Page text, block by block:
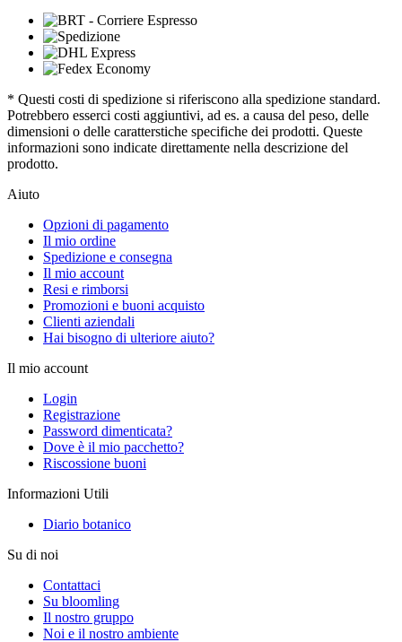
* Questi costi di spedizione si riferiscono alla spedizione standard.
Potrebbero esserci costi aggiuntivi, ad es. a causa del peso, delle
dimensioni o delle caratterstiche specifiche dei prodotti. Queste
informazioni sono indicate direttamente nella descrizione del
prodotto.
Aiuto
Opzioni di pagamento
Il mio ordine
Spedizione e consegna
Il mio account
Resi e rimborsi
Promozioni e buoni acquisto
Clienti aziendali
Hai bisogno di ulteriore aiuto?
Il mio account
Login
Registrazione
Password dimenticata?
Dove è il mio pacchetto?
Riscossione buoni
Informazioni Utili
Diario botanico
Su di noi
Contattaci
Su bloomling
Il nostro gruppo
Noi e il nostro ambiente